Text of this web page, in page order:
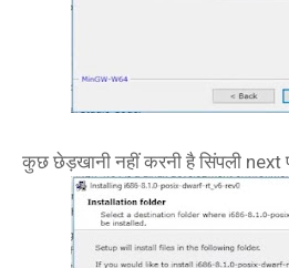
कुछ छेड़खानी नहीं करनी है सिंपली next